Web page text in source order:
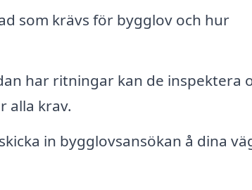
som krävs för bygglov och hur
har ritningar kan de inspektera
alla krav.
in bygglovsansökan å dina